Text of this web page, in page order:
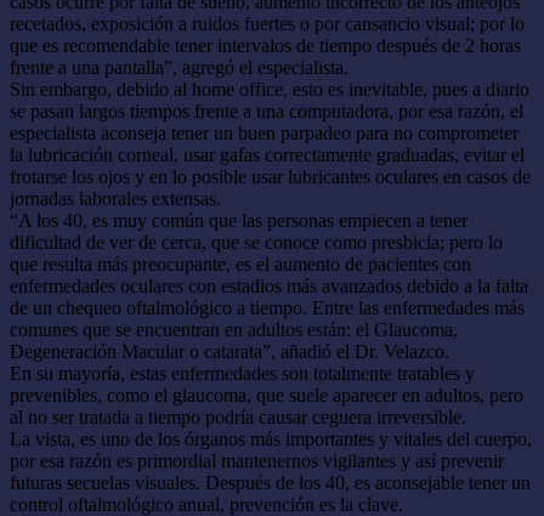
recetados, exposición a ruidos fuertes o por cansancio visual; por lo
que es recomendable tener intervalos de tiempo después de 2 horas
frente a una pantalla”, agregó el especialista.
Sin embargo, debido al home office, esto es inevitable, pues a diario
se pasan largos tiempos frente a una computadora, por esa razón, el
especialista aconseja tener un buen parpadeo para no comprometer
la lubricación corneal, usar gafas correctamente graduadas, evitar el
frotarse los ojos y en lo posible usar lubricantes oculares en casos de
jornadas laborales extensas.
“A los 40, es muy común que las personas empiecen a tener
dificultad de ver de cerca, que se conoce como presbicia; pero lo
que resulta más preocupante, es el aumento de pacientes con
enfermedades oculares con estadios más avanzados debido a la falta
de un chequeo oftalmológico a tiempo. Entre las enfermedades más
comunes que se encuentran en adultos están: el Glaucoma,
Degeneración Macular o catarata”, añadió el Dr. Velazco.
En su mayoría, estas enfermedades son totalmente tratables y
prevenibles, como el glaucoma, que suele aparecer en adultos, pero
al no ser tratada a tiempo podría causar ceguera irreversible.
La vista, es uno de los órganos más importantes y vitales del cuerpo,
por esa razón es primordial mantenernos vigilantes y así prevenir
futuras secuelas visuales. Después de los 40, es aconsejable tener un
control oftalmológico anual, prevención es la clave.